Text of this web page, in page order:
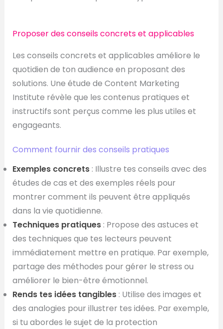
Proposer des conseils concrets et applicables
Les conseils concrets et applicables améliore le
quotidien de ton audience en proposant des
solutions. Une étude de Content Marketing
Institute révèle que les contenus pratiques et
instructifs sont perçus comme les plus utiles et
engageants.
Comment fournir des conseils pratiques
Exemples concrets: Illustre tes conseils avec des
études de cas et des exemples réels pour
montrer comment ils peuvent être appliqués
dans la vie quotidienne.
Techniques pratiques: Propose des astuces et
des techniques que tes lecteurs peuvent
immédiatement mettre en pratique. Par exemple,
partage des méthodes pour gérer le stress ou
améliorer le bien-être émotionnel.
Rends tes idées tangibles: Utilise des images et
des analogies pour illustrer tes idées. Par exemple,
si tu abordes le sujet de la protection